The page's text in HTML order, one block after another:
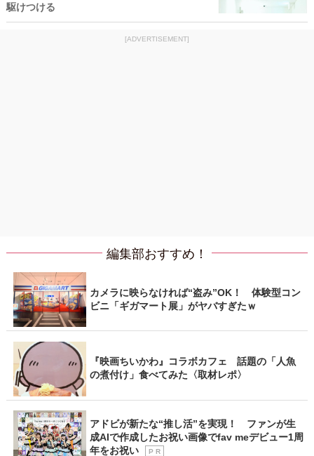
駆けつける
[ADVERTISEMENT]
編集部おすすめ！
カメラに映らなければ“盗み”OK！ 体験型コン
ビニ「ギガマート展」がヤバすぎたｗ
『映画ちいかわ』コラボカフェ 話題の「人魚
の煮付け」食べてみた〈取材レポ〉
アドビが新たな“推し活”を実現！ ファンが生
成AIで作成したお祝い画像でfav meデビュー1周
年をお祝い
P R